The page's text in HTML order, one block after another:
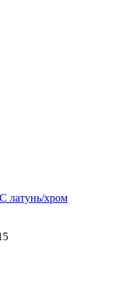
латунь/хром